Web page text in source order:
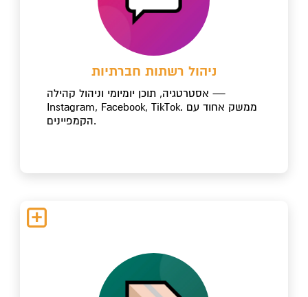
ניהול רשתות חברתיות
אסטרטגיה, תוכן יומיומי וניהול קהילה —
Instagram, Facebook, TikTok. ממשק אחוד עם
הקמפיינים.